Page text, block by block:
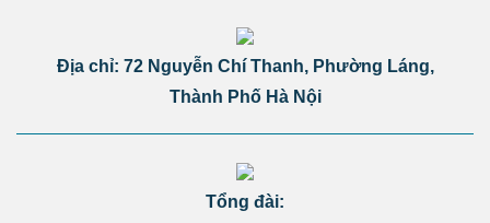
Địa chỉ: 72 Nguyễn Chí Thanh, Phường Láng,
Thành Phố Hà Nội
Tổng đài: